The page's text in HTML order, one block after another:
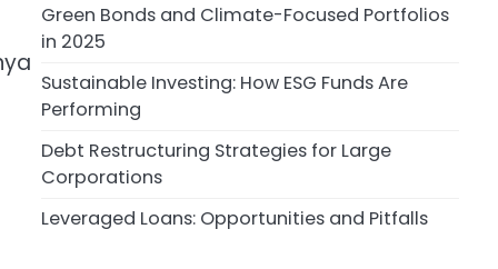
Green Bonds and Climate-Focused Portfolios
in 2025
Sustainable Investing: How ESG Funds Are
Performing
Debt Restructuring Strategies for Large
Corporations
Leveraged Loans: Opportunities and Pitfalls